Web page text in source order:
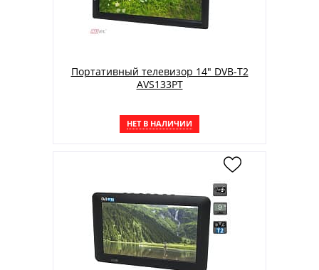
Портативный телевизор 14" DVB-T2
AVS133PT
НЕТ В НАЛИЧИИ